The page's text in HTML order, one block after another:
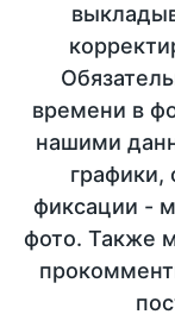
времени в
нашими
графики,
фиксации -
фото. Также